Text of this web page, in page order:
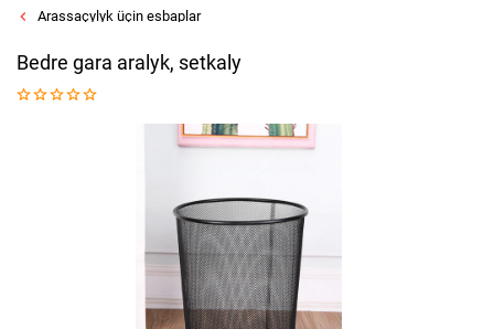
Arassaçylyk üçin esbaplar
Bedre gara aralyk, setkaly